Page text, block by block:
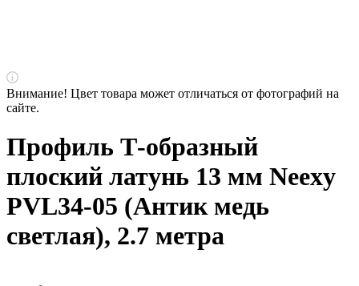
Внимание! Цвет товара может отличаться от фотографий на
сайте.
Профиль Т-образный
плоский латунь 13 мм Neexy
PVL34-05 (Антик медь
светлая), 2.7 метра